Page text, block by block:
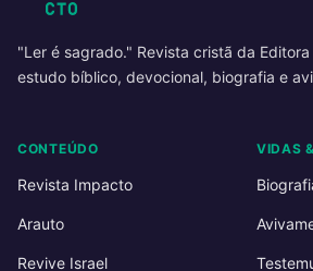
"Ler é sagrado." Revista cristã da
estudo bíblico, devocional, biografia e
CONTEÚDO
Revista Impacto
Arauto
Revive Israel
VIDAS